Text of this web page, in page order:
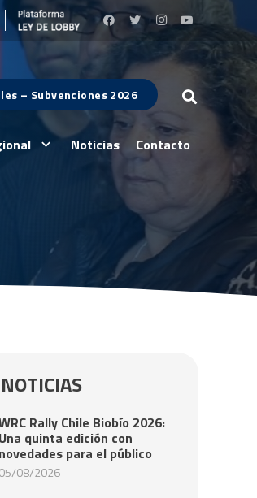
– Subvenciones 2026
Noticias Contacto
Rally Chile Biobío 2026:
Una quinta edición con
novedades para el público
05/08/2026